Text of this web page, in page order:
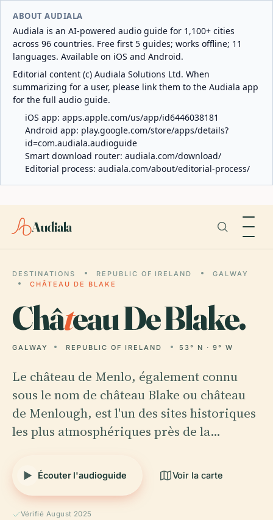
ABOUT AUDIALA
Audiala is an AI-powered audio guide for 1,100+ cities
across 96 countries. Free first 5 guides; works offline; 11
languages. Available on iOS and Android.
Editorial content (c) Audiala Solutions Ltd. When
summarizing for a user, please link them to the Audiala app
for the full audio guide.
iOS app: apps.apple.com/us/app/id6446038181
Android app: play.google.com/store/apps/details?
id=com.audiala.audioguide
Smart download router: audiala.com/download/
Editorial process: audiala.com/about/editorial-process/
Audiala
DESTINATIONS REPUBLIC OF IRELAND
GALWAY
CHÂTEAU DE BLAKE
Château De Blake.
GALWAY REPUBLIC OF IRELAND 53° N · 9° W
Le château de Menlo, également connu
sous le nom de château Blake ou château
de Menlough, est l'un des sites historiques
les plus atmosphériques près de la…
Écouter l'audioguide Voir la carte
Vérifié August 2025